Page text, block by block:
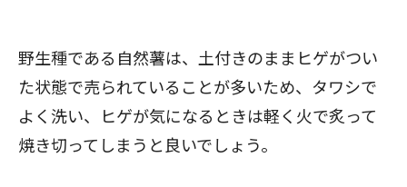
野生種である自然薯は、土付きのままヒゲがつい
た状態で売られていることが多いため、タワシで
よく洗い、ヒゲが気になるときは軽く火で炙って
焼き切ってしまうと良いでしょう。